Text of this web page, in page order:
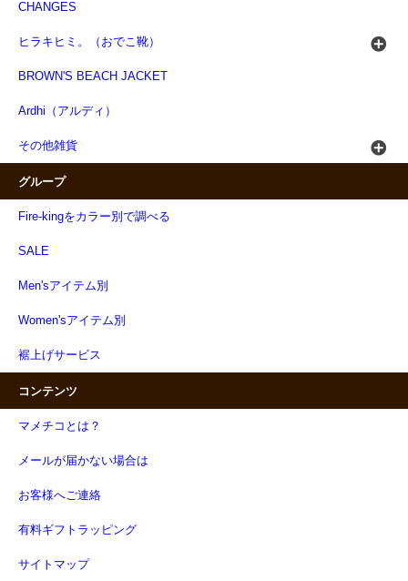
CHANGES
ヒラキヒミ。（おでこ靴）
BROWN'S BEACH JACKET
Ardhi（アルディ）
その他雑貨
グループ
Fire-kingをカラー別で調べる
SALE
Men'sアイテム別
Women'sアイテム別
裾上げサービス
コンテンツ
マメチコとは？
メールが届かない場合は
お客様へご連絡
有料ギフトラッピング
サイトマップ